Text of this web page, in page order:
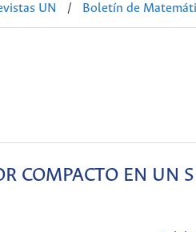
UN / Boletín de
COMPACTO EN UN